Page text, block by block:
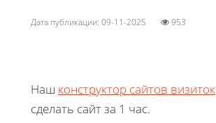
Дата публикации: 09-11-2025 953
Наш конструктор сайтов визиток
сделать сайт за 1 час.